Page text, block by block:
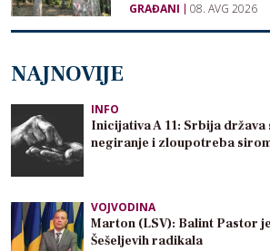
GRAĐANI 08. AVG 2026
NAJNOVIJE
INFO
Inicijativa A 11: Srbija
negiranje i zloupotreba
VOJVODINA
Marton (LSV): Balint Pastor
Šešeljevih radikala